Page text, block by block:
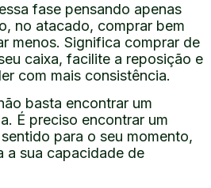
fase pensando apenas
no atacado, comprar bem
menos. Significa comprar de
caixa, facilite a reposição e
com mais consistência.
basta encontrar um
É preciso encontrar um
para o seu momento,
a sua capacidade de